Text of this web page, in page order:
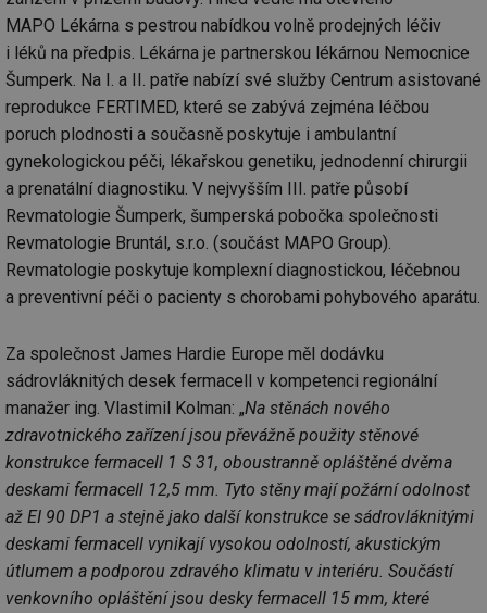
MAPO Lékárna s pestrou nabídkou volně prodejných léčiv
i léků na předpis. Lékárna je partnerskou lékárnou Nemocnice
Šumperk. Na I. a II. patře nabízí své služby Centrum asistované
reprodukce FERTIMED, které se zabývá zejména léčbou
poruch plodnosti a současně poskytuje i ambulantní
gynekologickou péči, lékařskou genetiku, jednodenní chirurgii
a prenatální diagnostiku. V nejvyšším III. patře působí
Revmatologie Šumperk, šumperská pobočka společnosti
Revmatologie Bruntál, s.r.o. (součást MAPO Group).
Revmatologie poskytuje komplexní diagnostickou, léčebnou
a preventivní péči o pacienty s chorobami pohybového aparátu.
Za společnost James Hardie Europe měl dodávku
sádrovláknitých desek fermacell v kompetenci regionální
manažer ing. Vlastimil Kolman: „Na stěnách nového
zdravotnického zařízení jsou převážně použity stěnové
konstrukce fermacell 1 S 31, oboustranně opláštěné dvěma
deskami fermacell 12,5 mm. Tyto stěny mají požární odolnost
až EI 90 DP1 a stejně jako další konstrukce se sádrovláknitými
deskami fermacell vynikají vysokou odolností, akustickým
útlumem a podporou zdravého klimatu v interiéru. Součástí
venkovního opláštění jsou desky fermacell 15 mm, které